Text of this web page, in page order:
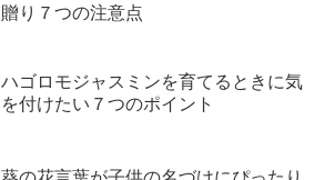
贈り７つの注意点
ハゴロモジャスミンを育てるときに気
を付けたい７つのポイント